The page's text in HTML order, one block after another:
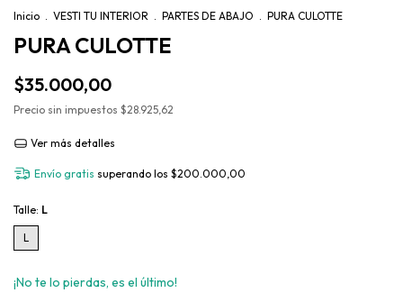
Inicio . VESTI TU INTERIOR . PARTES DE ABAJO . PURA CULOTTE
PURA CULOTTE
$35.000,00
Precio sin impuestos $28.925,62
Ver más detalles
Envío gratis superando los $200.000,00
Talle: L
L
¡No te lo pierdas, es el último!